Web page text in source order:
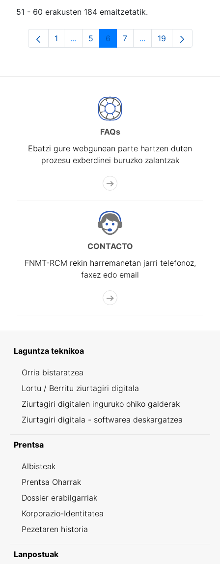
51 - 60 erakusten 184 emaitzetatik.
Orrialdea
1 ...Intermediate Pages Use TAB to
Orrialdea
5 Orrialdea
6 Orrialdea
7 ...Intermediate Pages
Orrialdea
19
FAQs
Ebatzi gure webgunean parte hartzen duten
prozesu exberdinei buruzko zalantzak
CONTACTO
FNMT-RCM rekin harremanetan jarri telefonoz,
faxez edo email
Laguntza teknikoa
Orria bistaratzea
Lortu / Berritu ziurtagiri digitala
Ziurtagiri digitalen inguruko ohiko galderak
Ziurtagiri digitala - softwarea deskargatzea
Prentsa
Albisteak
Prentsa Oharrak
Dossier erabilgarriak
Korporazio-Identitatea
Pezetaren historia
Lanpostuak